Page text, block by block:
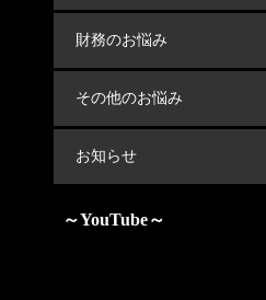
財務のお悩み
その他のお悩み
お知らせ
～YouTube～